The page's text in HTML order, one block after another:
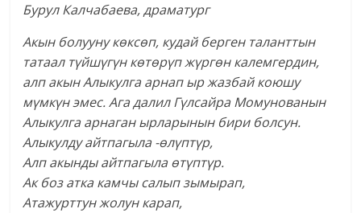
Бурул Калчабаева, драматург
Акын болууну көксөп, кудай берген таланттын
татаал түйшүгүн көтөрүп жүргөн калемгердин,
алп акын Алыкулга арнап ыр жазбай коюшу
мүмкүн эмес. Ага далил Гүлсайра Момунованын
Алыкулга арнаган ырларынын бири болсун.
Алыкулду айтпагыла -өлүптүр,
Алп акынды айтпагыла өтүптүр.
Ак боз атка камчы салып зымырап,
Атажурттун жолун карап,